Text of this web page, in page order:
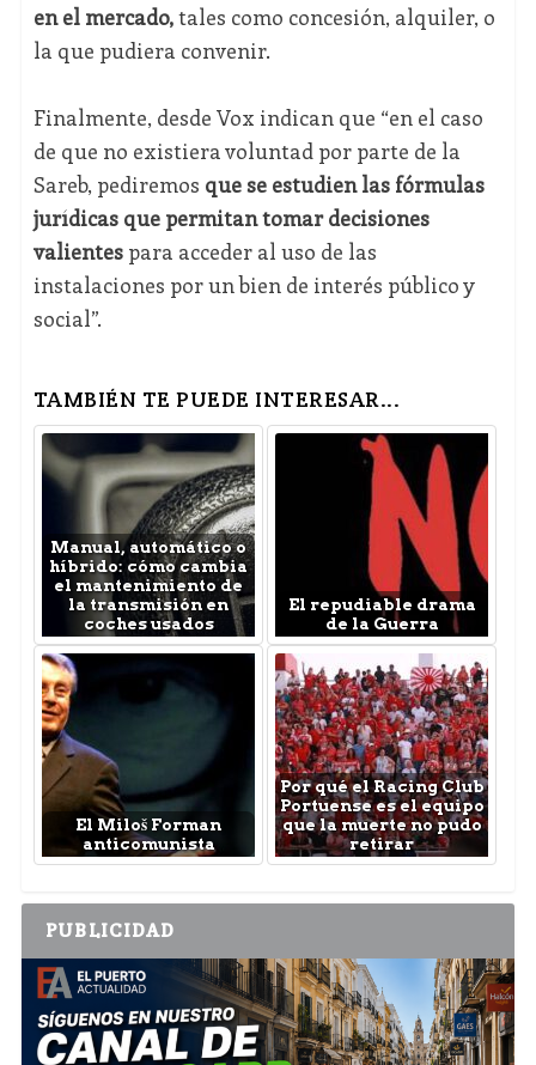
en el mercado,tales como concesión, alquiler, o
la que pudiera convenir.
Finalmente, desde Vox indican que “en el caso
de que no existiera voluntad por parte de la
Sareb, pediremos que se estudien las fórmulas
jurídicas que permitan tomar decisiones
valientes para acceder al uso de las
instalaciones por un bien de interés público y
social”.
TAMBIÉN TE PUEDE INTERESAR...
Manual, automático o
híbrido: cómo cambia
el mantenimiento de
la transmisión en
coches usados
El repudiable drama
de la Guerra
El Miloš Forman
anticomunista
Por qué el Racing Club
Portuense es el equipo
que la muerte no pudo
retirar
PUBLICIDAD